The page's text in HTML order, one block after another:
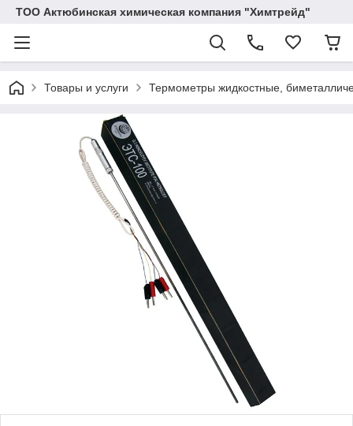
ТОО Актюбинская химическая компания "Химтрейд"
Товары и услуги Термометры жидкостные,